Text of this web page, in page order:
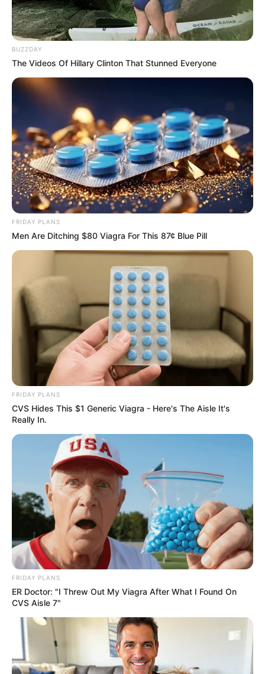
The Influencer Who Went Viral For Inspiring
GRWMs
BRAINBERRIES
Bollywood’s Boldest Dance Scenes Still Trending
BRAINBERRIES
A Museum To Rihanna's Glory Could Soon Be
Opened
BRAINBERRIES
BUZZDAY
The Videos Of Hillary Clinton That Stunned Everyone
FRIDAY PLANS
Men Are Ditching $80 Viagra For This 87¢ Blue Pill
FRIDAY PLANS
CVS Hides This $1 Generic Viagra - Here's The Aisle It's
Really In.
FRIDAY PLANS
ER Doctor: "I Threw Out My Viagra After What I Found On
CVS Aisle 7"